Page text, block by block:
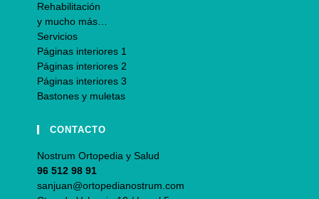
Rehabilitación
y mucho más…
Servicios
Páginas interiores 1
Páginas interiores 2
Páginas interiores 3
Bastones y muletas
CONTACTO
Nostrum Ortopedia y Salud
96 512 98 91
sanjuan@ortopedianostrum.com